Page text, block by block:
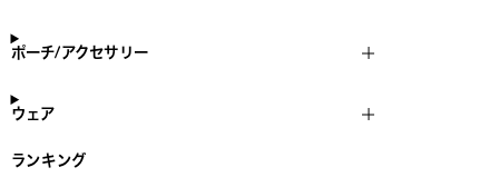
ポーチ/アクセサリー
ウェア
ランキング